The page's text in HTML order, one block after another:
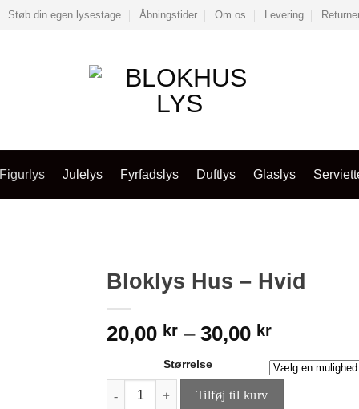
Støb din egen lysestage Åbningstider Om os Levering
Figurlys Julelys Fyrfadslys Duftlys Glaslys
Bloklys Hus – Hvid
20,00 kr – 30,00 kr
20,00 kr
til
Størrelse
Bloklys Hus - Hvid antal
Tilføj til kurv